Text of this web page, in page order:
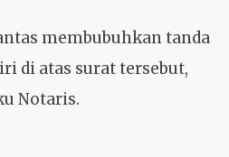
membubuhkan tanda
di atas surat tersebut,
Notaris.